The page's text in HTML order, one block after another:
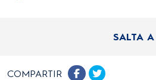
SALTA A
COMPARTIR